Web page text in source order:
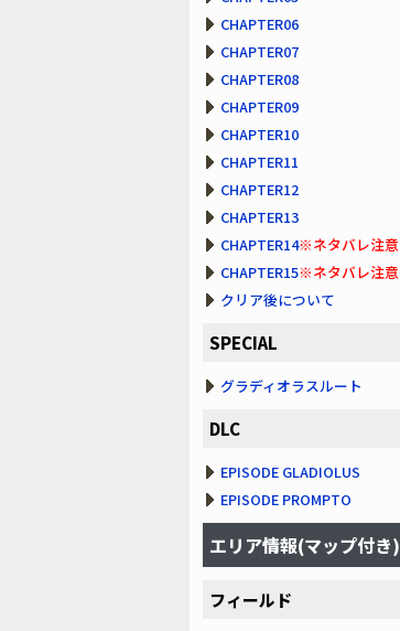
CHAPTER06
CHAPTER07
CHAPTER08
CHAPTER09
CHAPTER10
CHAPTER11
CHAPTER12
CHAPTER13
CHAPTER14※ネタバレ注意
CHAPTER15※ネタバレ注意
クリア後について
SPECIAL
グラディオラスルート
DLC
EPISODE GLADIOLUS
EPISODE PROMPTO
エリア情報(マップ付き)
フィールド